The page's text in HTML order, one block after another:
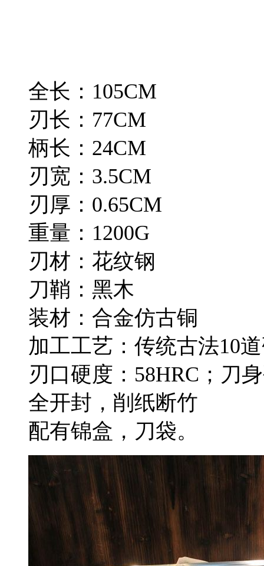
全长：105CM
刃长：77CM
柄长：24CM
刃宽：3.5CM
刃厚：0.65CM
重量：1200G
刃材：花纹钢
刀鞘：黑木
装材：合金仿古铜
加工工艺：传统古法10
刃口硬度：58HRC；刀
全开封，削纸断竹
配有锦盒，刀袋。